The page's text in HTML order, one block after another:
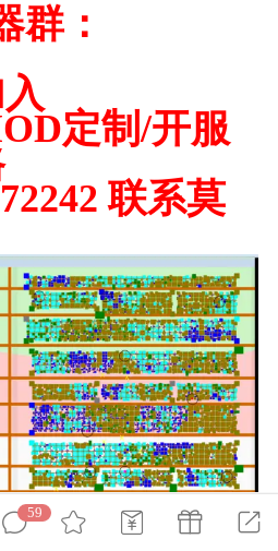
程 联机招募
具
的作弊模组，
服务器外挂！
收到一些信息
用,为了维护游
下声明，规范
59
群：
定制/开服
联系莫